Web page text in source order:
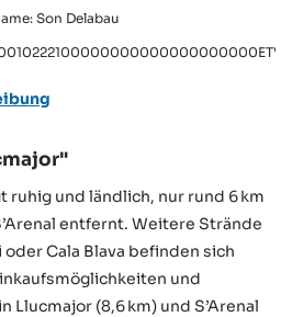
Son Delabau
ruhig und ländlich, nur rund 6 km
entfernt. Weitere Strände
Cala Blava befinden sich
und
Llucmajor (8,6 km) und S’Arenal